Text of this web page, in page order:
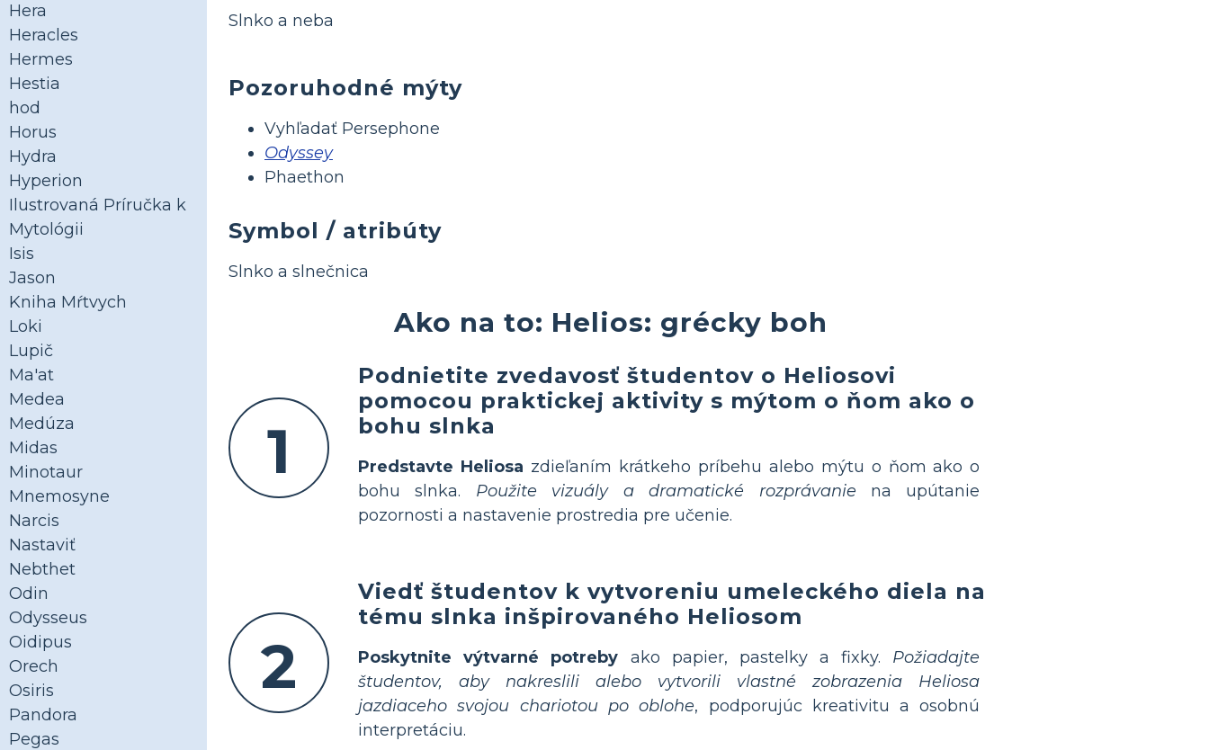
Hera
Heracles
Hermes
Hestia
hod
Horus
Hydra
Hyperion
Ilustrovaná Príručka k
Mytológii
Isis
Jason
Kniha Mŕtvych
Loki
Lupič
Ma'at
Medea
Medúza
Midas
Minotaur
Mnemosyne
Narcis
Nastaviť
Nebthet
Odin
Odysseus
Oidipus
Orech
Osiris
Pandora
Pegas
Slnko a neba
Pozoruhodné mýty
Vyhľadať Persephone
Odyssey
Phaethon
Symbol / atribúty
Slnko a slnečnica
Ako na to: Helios: grécky boh
1
Podnietite zvedavosť študentov o Heliosovi
pomocou praktickej aktivity s mýtom o ňom ako o
bohu slnka
Predstavte Heliosa zdieľaním krátkeho príbehu alebo mýtu o ňom ako o
bohu slnka. Použite vizuály a dramatické rozprávanie na upútanie
pozornosti a nastavenie prostredia pre učenie.
2
Viedť študentov k vytvoreniu umeleckého diela na
tému slnka inšpirovaného Heliosom
Poskytnite výtvarné potreby ako papier, pastelky a fixky. Požiadajte
študentov, aby nakreslili alebo vytvorili vlastné zobrazenia Heliosa
jazdiaceho svojou chariotou po oblohe, podporujúc kreativitu a osobnú
interpretáciu.